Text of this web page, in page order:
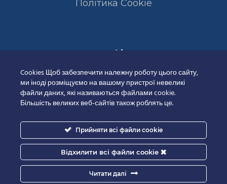
Полiтика Cookie
Сертифікати
Cookies Щоб забезпечити належну роботу цього сайту,
ми іноді розміщуємо на вашому пристрої невеликі
файли даних, які називаються файлами cookie.
Більшість великих веб-сайтів також роблять це.
Прийняти всі файли cookie
Відхилити всі файли cookie
Читати далі